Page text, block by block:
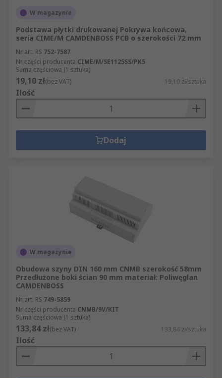
W magazynie
Podstawa płytki drukowanej Pokrywa końcowa,
seria CIME/M CAMDENBOSS PCB o szerokości 72 mm
Nr art. RS 752-7587
Nr części producenta CIME/M/SE1125SS/PK5
Suma częściowa (1 sztuka)
19,10 zł(bez VAT) 19,10 zł/sztuka
Ilość
Dodaj
W magazynie
Obudowa szyny DIN 160 mm CNMB szerokość 58mm
Przedłużone boki ścian 90 mm materiał: Poliwęglan
CAMDENBOSS
Nr art. RS 749-5859
Nr części producenta CNMB/9V/KIT
Suma częściowa (1 sztuka)
133,84 zł(bez VAT) 133,84 zł/sztuka
Ilość